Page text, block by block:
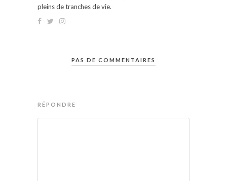
pleins de tranches de vie.
PAS DE COMMENTAIRES
RÉPONDRE